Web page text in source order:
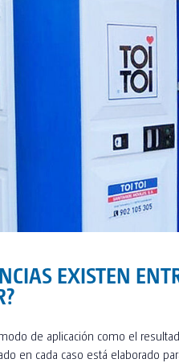
EXISTEN
de aplicación como el
en cada caso está elaborado